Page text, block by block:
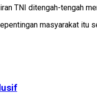
TNI ditengah-tengah
masyarakat itu